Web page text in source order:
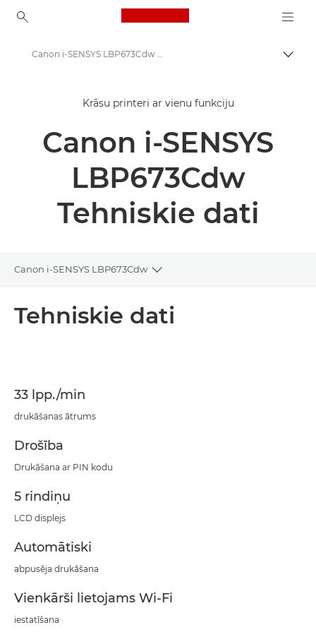
Canon Logo, back to
Risinājumi un pakalpojumi
Produkti uzņēmumiem
Printeri ar vienu funkciju
Biroja krāsu printeri
Canon i-SENSYS LBP673Cdw — tehniskie dati
Krāsu printeri ar vienu funkciju
Canon i-SENSYS
LBP673Cdw
Tehniskie dati
Canon i-SENSYS LBP673Cdw
Toggle breadcrumbs
PDF lejupielāde
Tehniskie dati
33 lpp./min
drukāšanas ātrums
Drošība
Drukāšana ar PIN kodu
5 rindiņu
LCD displejs
Automātiski
abpusēja drukāšana
Vienkārši lietojams Wi-Fi
iestatīšana